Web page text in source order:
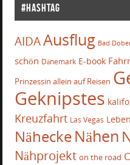
#Hashtag
AIDAAusflug Bad
schön Dänemark E-book
Prinzessin allein auf Reisen
Geknipstes
Kreuzfahrt Las Vegas Leben
NäheckeNähen
Nähprojekt on the road